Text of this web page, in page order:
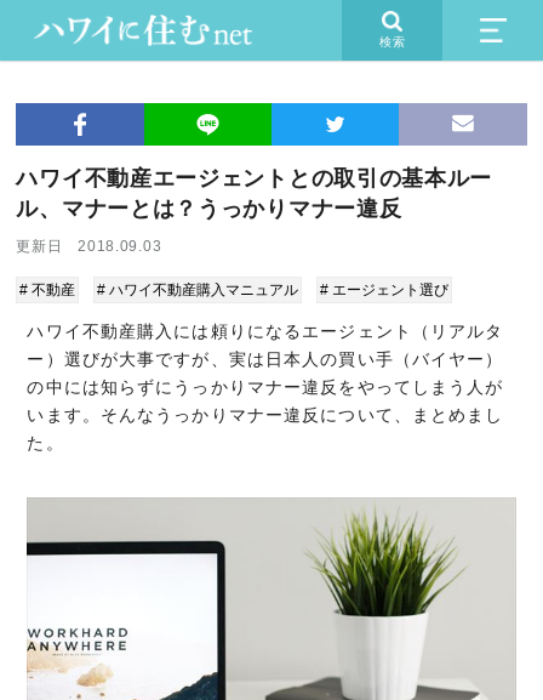
検索
ハワイ不動産エージェントとの取引の基本ルー
ル、マナーとは？うっかりマナー違反
更新日 2018.09.03
# 不動産 # ハワイ不動産購入マニュアル # エージェント選び
ハワイ不動産購入には頼りになるエージェント（リアルタ
ー）選びが大事ですが、実は日本人の買い手（バイヤー）
の中には知らずにうっかりマナー違反をやってしまう人が
います。そんなうっかりマナー違反について、まとめまし
た。